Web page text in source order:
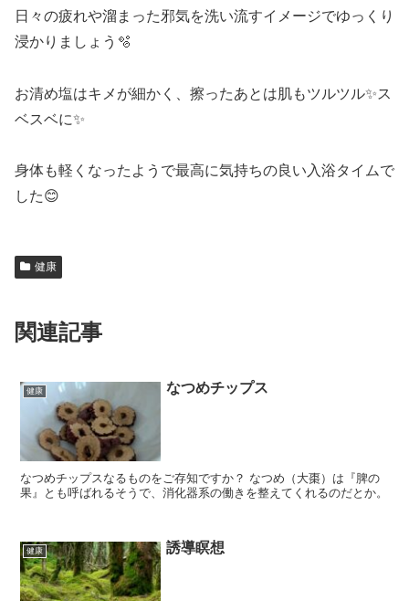
日々の疲れや溜まった邪気を洗い流すイメージでゆっくり
浸かりましょう🫧
お清め塩はキメが細かく、擦ったあとは肌もツルツル✨ス
ベスベに✨
身体も軽くなったようで最高に気持ちの良い入浴タイムで
した😊
健康
関連記事
健康 なつめチップス
なつめチップスなるものをご存知ですか？ なつめ（大棗）は『脾の
果』とも呼ばれるそうで、消化器系の働きを整えてくれるのだとか。
健康 誘導瞑想